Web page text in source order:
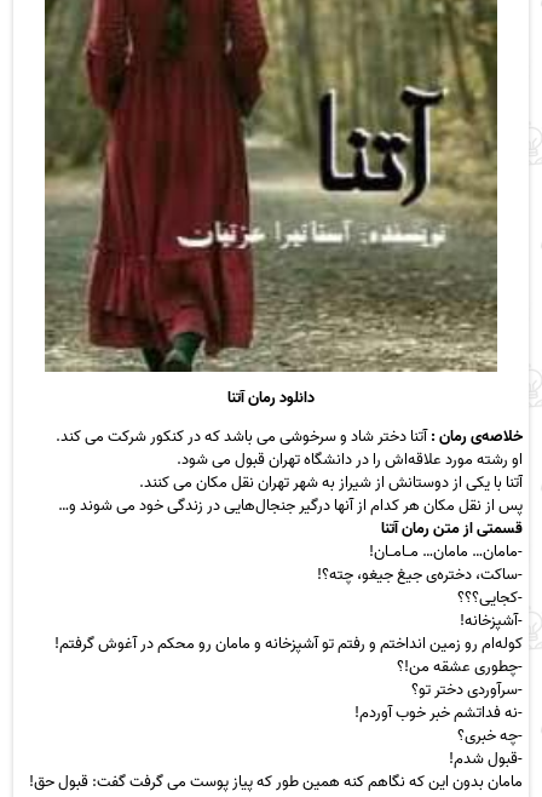
دانلود رمان آتنا
خلاصه‌ی رمان :آتنا دختر شاد و سرخوشی می باشد که در کنکور شرکت می کند.
او رشته مورد علاقه‌اش را در دانشگاه تهران قبول می شود.
آتنا با یکی از دوستانش از شیراز به شهر تهران نقل مکان می کنند.
پس از نقل مکان هر کدام از آنها درگیر جنجال‌هایی در زندگی خود می شوند و…
قسمتی از متن رمان آتنا
-مامان… مامان… مــامــان!
-ساکت، دختره‌ی جیغ جیغو، چته؟!
-کجایی؟؟؟
-آشپزخانه!
کوله‌ام رو زمین انداختم و رفتم تو آشپزخانه و مامان رو محکم در آغوش گرفتم!
-چطوری عشقه من!؟
-سرآوردی دختر تو؟
-نه فداتشم خبر خوب آوردم!
-چه خبری؟
-قبول شدم!
مامان بدون این که نگاهم کنه همین طور که پیاز پوست می گرفت گفت: قبول حق!